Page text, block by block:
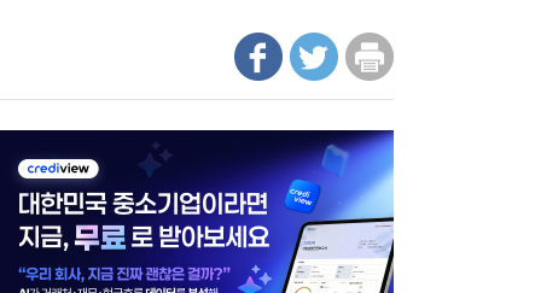
대 6.3배 차이…"실거주 요건 강화하자"
"…세무사에게 부동산 고민을 털어놓는 이유
'콕' 집는 세관 직원 정체는?
단한다…더존비즈온 'ARIX 모델' 고도화
공제…임광현 "무한정 혜택, 공정한가"
효과…'올○스' 운영법인 폐업
제 코인거래소까지 샅샅이 본다
생산땐 세금 깎아준다
세금 인하…환급 플랫폼 수익성 악화될까